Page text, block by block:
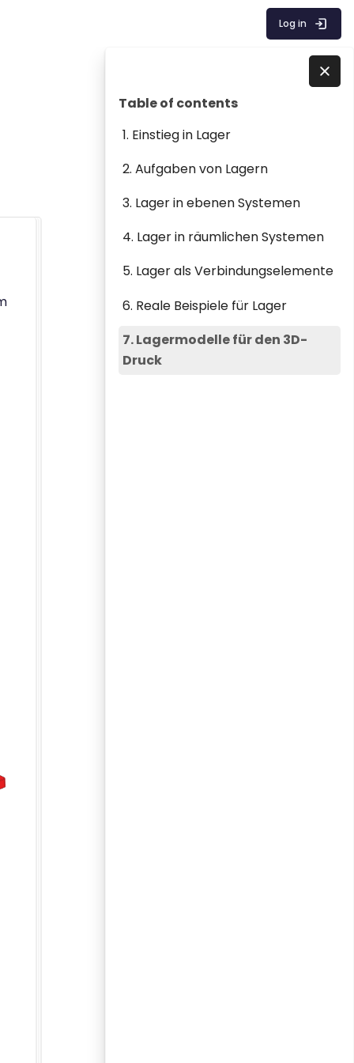
Blocks
Skip Table of contents
Table of contents
1. Einstieg in Lager
2. Aufgaben von Lagern
3. Lager in ebenen Systemen
4. Lager in räumlichen Systemen
5. Lager als Verbindungselemente
6. Reale Beispiele für Lager
7. Lagermodelle für den 3D-
Druck
Skip to - Close
Log in